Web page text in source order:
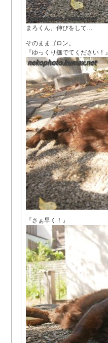
まろくん、伸びをして…
そのままゴロン。
『ゆっくり撫でてください！』
『さぁ早く！』